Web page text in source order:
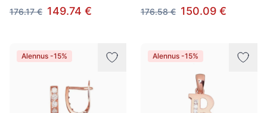
176.17 € 149.74 €
176.58 € 150.09 €
Alennus -15% Alennus -15%